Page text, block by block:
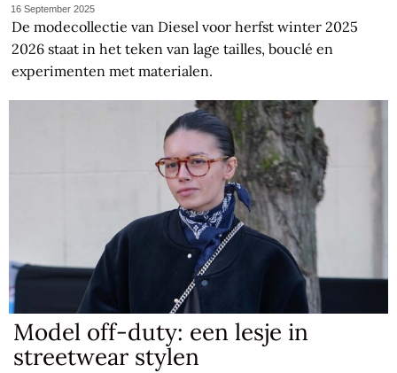
16 September 2025
De modecollectie van Diesel voor herfst winter 2025
2026 staat in het teken van lage tailles, bouclé en
experimenten met materialen.
Model off-duty: een lesje in
streetwear stylen